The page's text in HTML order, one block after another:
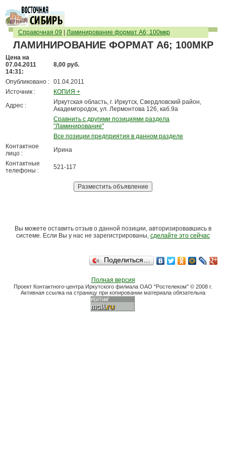
Справочная 09 Ламинирование формат А6; 100мкр
ЛАМИНИРОВАНИЕ ФОРМАТ А6; 100МКР
Цена на
07.04.2011
14:31:
8,00 руб.
Опубликовано : 01.04.2011
Источник :
КОПИЯ +
Адрес :
Иркутская область, г. Иркутск, Свердловский район,
Академгородок, ул. Лермонтова 126, каб.9а
Сравнить с другими позициями раздела
"Ламинирование"
Все позиции предприятия в данном разделе
Контактное
лицо :
Ирина
Контактные
телефоны :
521-117
Вы можете оставить отзыв о данной позиции, авторизировавшись в
системе. Если Вы у нас не зарегистрированы, сделайте это сейчас
Поделиться…
Полная версия
Проект Контактного-центра Иркутского филиала ОАО "Ростелеком" © 2008 г.
Активная ссылка на страницу при копировании материала обязательна